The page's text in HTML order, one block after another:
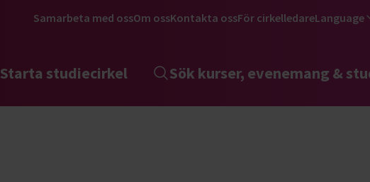
Samarbeta med ossOm ossKontakta ossFör cirkelledareLanguage
Starta studiecirkel Sök kurser, evenemang &